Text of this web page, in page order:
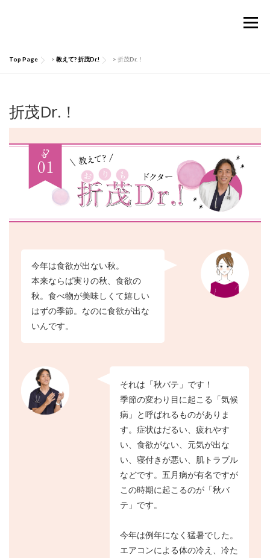
メニュー
お買い物ガイド
お問い合わせ マイページ
Top Page > 教えて? 折茂Dr.! > 折茂Dr.！
折茂Dr.！
今年は食欲が出ない秋。
本来ならば実りの秋、食欲の
秋。食べ物が美味しくて嬉しい
はずの季節。なのに食欲が出な
いんです。
それは「秋バテ」です！
季節の変わり目に起こる「気候
病」と呼ばれるものがありま
す。症状はだるい、疲れやす
い、食欲がない、元気が出な
い、寝付きが悪い、肌トラブル
などです。五月病が有名ですが
この時期に起こるのが「秋バ
テ」です。
今年は例年になく猛暑でした。
エアコンによる体の冷え、冷た